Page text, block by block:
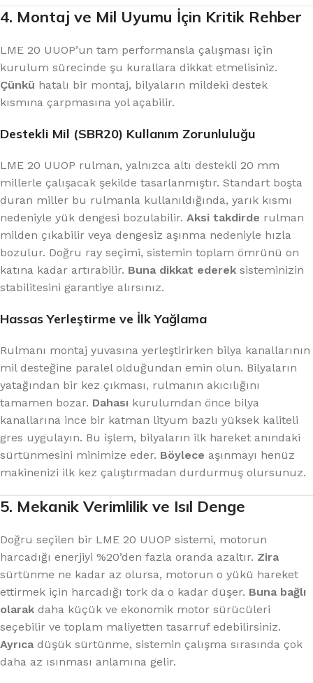
4. Montaj ve Mil Uyumu İçin Kritik Rehber
LME 20 UUOP’un tam performansla çalışması için
kurulum sürecinde şu kurallara dikkat etmelisiniz.
Çünkü hatalı bir montaj, bilyaların mildeki destek
kısmına çarpmasına yol açabilir.
Destekli Mil (SBR20) Kullanım Zorunluluğu
LME 20 UUOP rulman, yalnızca altı destekli 20 mm
millerle çalışacak şekilde tasarlanmıştır. Standart boşta
duran miller bu rulmanla kullanıldığında, yarık kısmı
nedeniyle yük dengesi bozulabilir. Aksi takdirde rulman
milden çıkabilir veya dengesiz aşınma nedeniyle hızla
bozulur. Doğru ray seçimi, sistemin toplam ömrünü on
katına kadar artırabilir. Buna dikkat ederek sisteminizin
stabilitesini garantiye alırsınız.
Hassas Yerleştirme ve İlk Yağlama
Rulmanı montaj yuvasına yerleştirirken bilya kanallarının
mil desteğine paralel olduğundan emin olun. Bilyaların
yatağından bir kez çıkması, rulmanın akıcılığını
tamamen bozar. Dahası kurulumdan önce bilya
kanallarına ince bir katman lityum bazlı yüksek kaliteli
gres uygulayın. Bu işlem, bilyaların ilk hareket anındaki
sürtünmesini minimize eder. Böylece aşınmayı henüz
makinenizi ilk kez çalıştırmadan durdurmuş olursunuz.
5. Mekanik Verimlilik ve Isıl Denge
Doğru seçilen bir LME 20 UUOP sistemi, motorun
harcadığı enerjiyi %20’den fazla oranda azaltır. Zira
sürtünme ne kadar az olursa, motorun o yükü hareket
ettirmek için harcadığı tork da o kadar düşer. Buna bağlı
olarak daha küçük ve ekonomik motor sürücüleri
seçebilir ve toplam maliyetten tasarruf edebilirsiniz.
Ayrıca düşük sürtünme, sistemin çalışma sırasında çok
daha az ısınması anlamına gelir.